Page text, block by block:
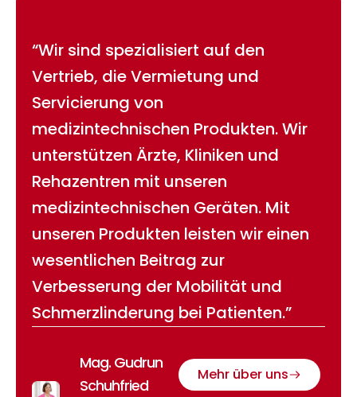
“Wir sind spezialisiert auf den
Vertrieb, die Vermietung und
Servicierung von
medizintechnischen Produkten. Wir
unterstützen Ärzte, Kliniken und
Rehazentren mit unseren
medizintechnischen Geräten. Mit
unseren Produkten leisten wir einen
wesentlichen Beitrag zur
Verbesserung der Mobilität und
Schmerzlinderung bei Patienten.”
Mag. Gudrun
Schuhfried
Mehr über uns